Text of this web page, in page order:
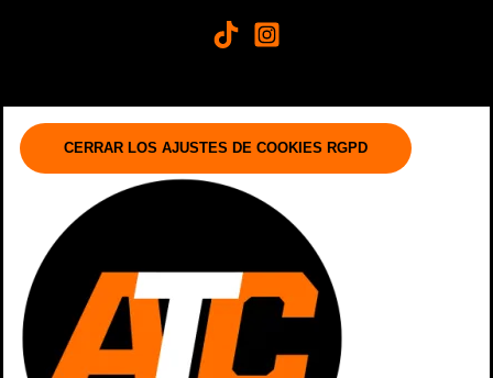
CERRAR LOS AJUSTES DE COOKIES RGPD